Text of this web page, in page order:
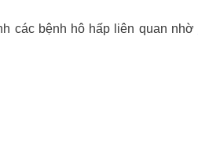
các bệnh hô hấp liên quan nhờ